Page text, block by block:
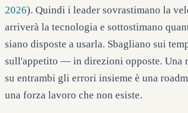
2026). Quindi i leader sovrastimano la
arriverà la tecnologia e sottostimano
siano disposte a usarla. Sbagliano sui
sull'appetito — in direzioni opposte. Una
su entrambi gli errori insieme è una
una forza lavoro che non esiste.